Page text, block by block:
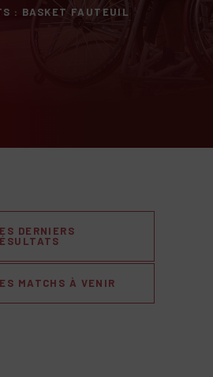
: BASKET FAUTEUIL
DERNIERS
MATCHS À VENIR